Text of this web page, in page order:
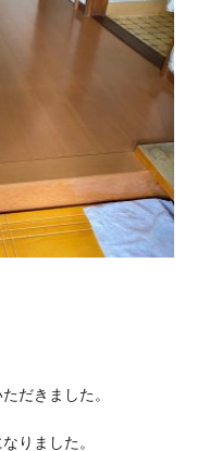
だきました。
りました。